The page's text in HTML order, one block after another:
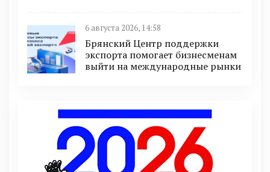
6 августа 2026, 14:58
Брянский Центр поддержки
экспорта помогает бизнесменам
выйти на международные рынки